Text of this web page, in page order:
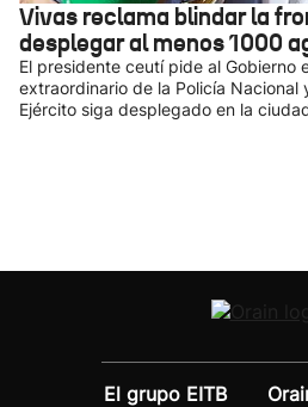
Vivas reclama blindar la
desplegar al menos 1000
El presidente ceutí pide al Gobierno
extraordinario de la Policía Nacional
Ejército siga desplegado en la
El grupo EITB